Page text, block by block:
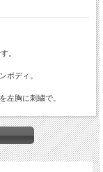
。
ボディ。
左胸に刺繍で。
する1枚です。